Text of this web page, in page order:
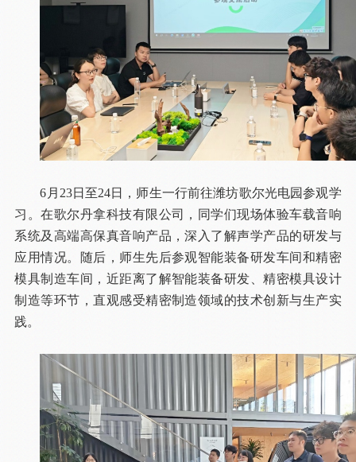
6月23日至24日，师生一行前往潍坊歌尔光电园参观学
习。在歌尔丹拿科技有限公司，同学们现场体验车载音响
系统及高端高保真音响产品，深入了解声学产品的研发与
应用情况。随后，师生先后参观智能装备研发车间和精密
模具制造车间，近距离了解智能装备研发、精密模具设计
制造等环节，直观感受精密制造领域的技术创新与生产实
践。